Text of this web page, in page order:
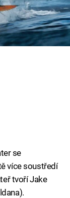
se
více soustředí
tvoří Jake